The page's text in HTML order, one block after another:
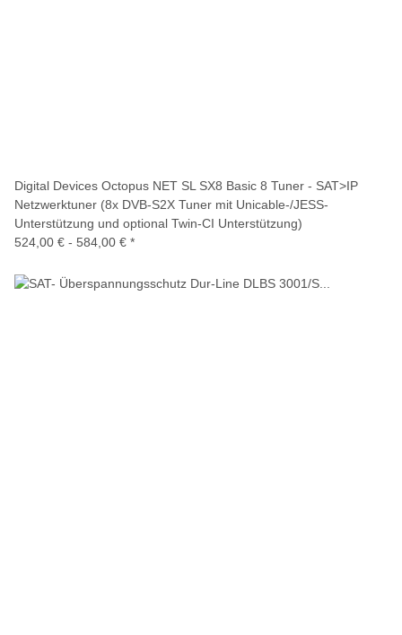
Digital Devices Octopus NET SL SX8 Basic 8 Tuner - SAT>IP
Netzwerktuner (8x DVB-S2X Tuner mit Unicable-/JESS-
Unterstützung und optional Twin-CI Unterstützung)
524,00 € - 584,00 € *